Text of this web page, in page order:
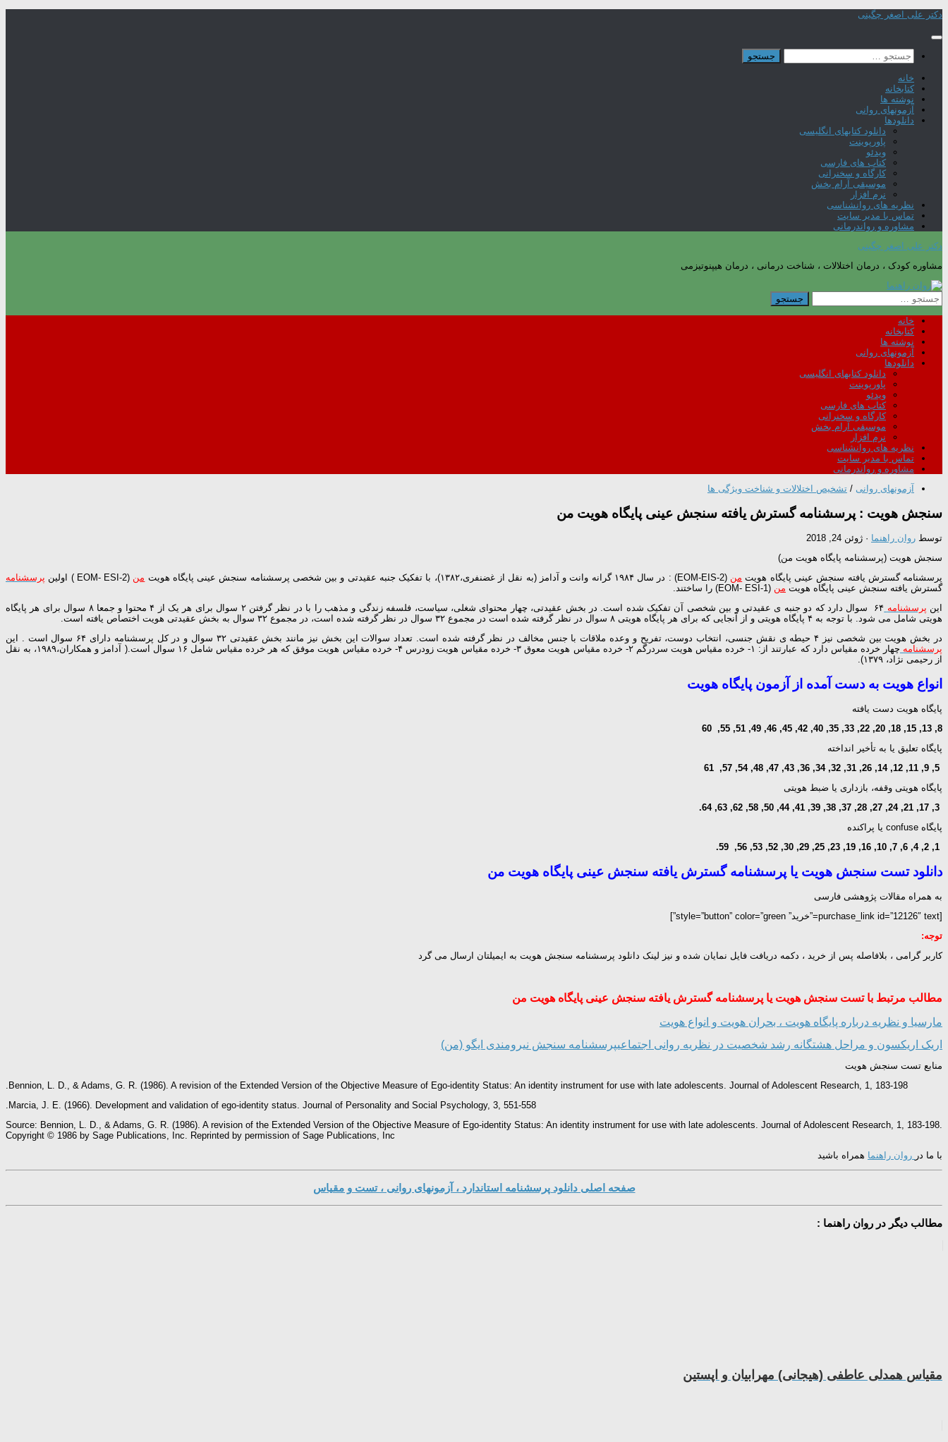
Skip
content
دکتر علی اصغر چگینی
جستجو
برای:
خانه
کتابخانه
نوشته ها
آزمونهای روانی
دانلودها
دانلود کتابهای انگلیسی
پاورپوینت
ویدئو
کتاب های فارسی
کارگاه و سخنرانی
موسیقی آرام بخش
نرم افزار
نظریه های روانشناسی
تماس با مدیر سایت
مشاوره و رواندرمانی
دکتر علی اصغر چگینی
مشاوره کودک ، درمان اختلالات ، شناخت درمانی ، درمان هیپنوتیزمی
جستجو
برای:
خانه
کتابخانه
نوشته ها
آزمونهای روانی
دانلودها
دانلود کتابهای انگلیسی
پاورپوینت
ویدئو
کتاب های فارسی
کارگاه و سخنرانی
موسیقی آرام بخش
نرم افزار
نظریه های روانشناسی
تماس با مدیر سایت
مشاوره و رواندرمانی
آزمونهای روانی / تشخیص اختلالات و شناخت ویژگی ها
سنجش هویت : پرسشنامه گسترش یافته سنجش عینی پایگاه هویت من
توسط روان راهنما · ژوئن 24, 2018
سنجش هویت (پرسشنامه پایگاه هویت من)
پرسشنامه گسترش یافته سنجش عینی پایگاه هویت من (EOM-EIS-2) : در سال ۱۹۸۴ گرانه وانت و آدامز (به نقل از غضنفری،۱۳۸۲)، با تفکیک جنبه عقیدتی و بین شخصی پرسشنامه سنجش عینی پایگاه هویت من (EOM- ESI-2 ) اولین
پرسشنامه
گسترش یافته سنجش عینی پایگاه هویت من (EOM- ESI-1) را ساختند.
این پرسشنامه
۶۴ سوال دارد که دو جنبه ی عقیدتی و بین شخصی آن تفکیک شده است. در بخش عقیدتی، چهار محتوای شغلی، سیاست، فلسفه زندگی و مذهب را با در نظر گرفتن ۲ سوال برای هر یک از ۴ محتوا و جمعا ۸ سوال برای هر پایگاه
هویتی شامل می شود. با توجه به ۴ پایگاه هویتی و از آنجایی که برای هر پایگاه هویتی ۸ سوال در نظر گرفته شده است در مجموع ۳۲ سوال در نظر گرفته شده است، در مجموع ۳۲ سوال به بخش عقیدتی هویت اختصاص یافته است.
در بخش هویت بین شخصی نیز ۴ حیطه ی نقش جنسی، انتخاب دوست، تفریح و وعده ملاقات با جنس مخالف در نظر گرفته شده است. تعداد سوالات این بخش نیز مانند بخش عقیدتی ۳۲ سوال و در کل پرسشنامه دارای ۶۴ سوال است . این
پرسشنامه
چهار خرده مقیاس دارد که عبارتند از: ۱- خرده مقیاس هویت سردرگم ۲- خرده مقیاس هویت معوق ۳- خرده مقیاس هویت زودرس ۴- خرده مقیاس هویت موفق که هر خرده مقیاس شامل ۱۶ سوال است.( آدامز و همکاران،۱۹۸۹، به نقل
از رحیمی نژاد، ۱۳۷۹).
انواع هویت به دست آمده از آزمون پایگاه هویت
پایگاه هویت دست یافته
8, 13, 15, 18, 20, 22, 33, 35, 40, 42, 45, 46, 49, 51, 55, 60
پایگاه تعلیق یا به تأخیر انداخته
پایگاه هویتی وقفه، بازداری یا ضبط هویتی
پایگاه confuse یا پراکنده
دانلود تست سنجش هویت یا پرسشنامه گسترش یافته سنجش عینی پایگاه هویت من
به همراه مقالات پژوهشی فارسی
[purchase_link id=”12126″ text=”خرید” style=”button” color=”green”]
توجه:
کاربر گرامی ، بلافاصله پس از خرید ، دکمه دریافت فایل نمایان شده و نیز لینک دانلود پرسشنامه سنجش هویت به ایمیلتان ارسال می گرد
مطالب مرتبط با تست سنجش هویت یا پرسشنامه گسترش یافته سنجش عینی پایگاه هویت من
مارسیا و نظریه درباره پایگاه هویت ، بحران هویت و انواع هویت
اریک اریکسون و مراحل هشتگانه رشد شخصیت در نظریه روانی اجتماعیپرسشنامه سنجش نیرومندی ایگو (من)
منابع تست سنجش هویت
Bennion, L. D., & Adams, G. R. (1986). A revision of the Extended Version of the Objective Measure of Ego-identity Status: An identity instrument for use with late adolescents. Journal of Adolescent Research, 1, 183-198.
Marcia, J. E. (1966). Development and validation of ego-identity status. Journal of Personality and Social Psychology, 3, 551-558.
Source: Bennion, L. D., & Adams, G. R. (1986). A revision of the Extended Version of the Objective Measure of Ego-identity Status: An identity instrument for use with late adolescents. Journal of Adolescent Research, 1, 183-198.
Copyright © 1986 by Sage Publications, Inc. Reprinted by permission of Sage Publications, Inc
با ما در روان راهنما همراه باشید
صفحه اصلی دانلود پرسشنامه استاندارد ، آزمونهای روانی ، تست و مقیاس
مطالب دیگر در روان راهنما :
مقیاس همدلی عاطفی (هیجانی) مهرابیان و اپستین